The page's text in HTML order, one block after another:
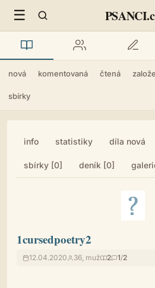
☰
nová komentovaná čtená
sbírky
info statistiky díla nová
sbírky [0] deník [0]
1cursedpoetry2
12.04.2020 36, muž 2 1/2